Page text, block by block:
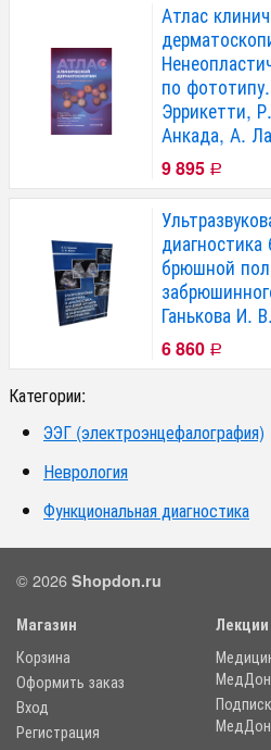
Атлас
по
Эррикетти,
Анкада, А.
9 895 Р
диагностика
брюшной
Ганькова И.
6 860 Р
Категории:
ЭЭГ (электроэнцефалография)
Неврология
Функциональная диагностика
© 2026 Shopdon.ru
Магазин
Корзина
Оформить заказ
Вход
Регистрация
МедДон
МедДон